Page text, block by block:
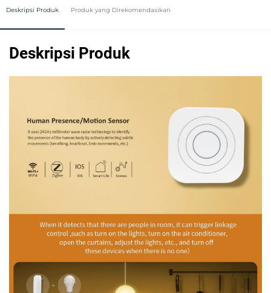
Deskripsi Produk Produk yang Direkomendasikan
Deskripsi Produk